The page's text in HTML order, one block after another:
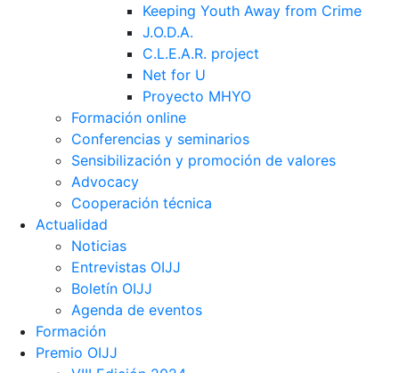
Keeping Youth Away from Crime
J.O.D.A.
C.L.E.A.R. project
Net for U
Proyecto MHYO
Formación online
Conferencias y seminarios
Sensibilización y promoción de valores
Advocacy
Cooperación técnica
Actualidad
Noticias
Entrevistas OIJJ
Boletín OIJJ
Agenda de eventos
Formación
Premio OIJJ